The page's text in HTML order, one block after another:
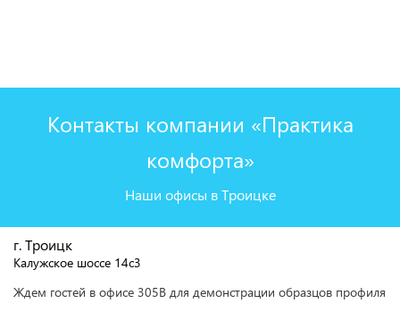
Контакты компании «Практика
комфорта»
Наши офисы в Троицке
г. Троицк
Калужское шоссе 14с3
Ждем гостей в офисе 305В для демонстрации образцов профиля